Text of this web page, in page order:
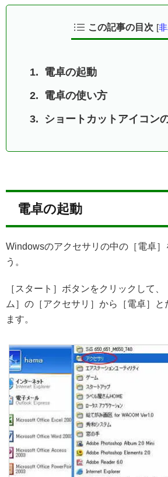
この記事の目次 [
電卓の起動
電卓の使い方
ショートカットアイコン
電卓の起動
Windowsのアクセサリの中の［電卓］
う。
［スタート］ボタンをクリックして
ム］の［アクセサリ］から［電卓］と
ます。